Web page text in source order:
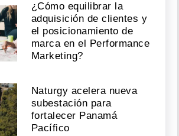
¿Cómo equilibrar la
adquisición de clientes y
el posicionamiento de
marca en el Performance
Marketing?
Naturgy acelera nueva
subestación para
fortalecer Panamá
Pacífico